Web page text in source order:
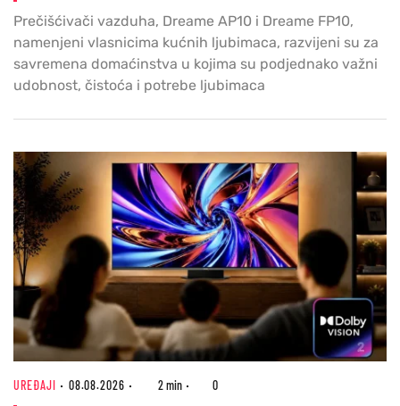
Prečišćivači vazduha, Dreame AP10 i Dreame FP10,
namenjeni vlasnicima kućnih ljubimaca, razvijeni su za
savremena domaćinstva u kojima su podjednako važni
udobnost, čistoća i potrebe ljubimaca
UREĐAJI 08.08.2026 2 min 0